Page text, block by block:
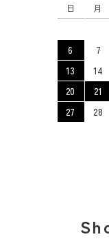
日 月
6
7
13
14
20
21
27
28